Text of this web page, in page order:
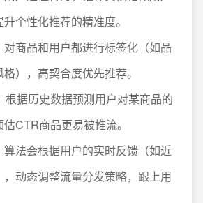
个性化推荐的精准度。
对商品和用户都进行标签化（如品
），高契合度优先推荐。
根据历史数据预测用户对某商品的
CTR商品更易被推流。
算法会根据用户的实时反馈（如近
动态调整流量分发策略，跟上用